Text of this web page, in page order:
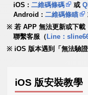
iOS :二維碼條碼 或
Android :二維碼條瞄
若 APP 無法更新或下載
聯繫客服（ Line：
iOS 版本遇到「無法驗
iOS 版安裝教學